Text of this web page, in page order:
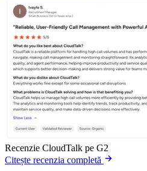
Recenzie CloudTalk pe G2
Citește recenzia completă